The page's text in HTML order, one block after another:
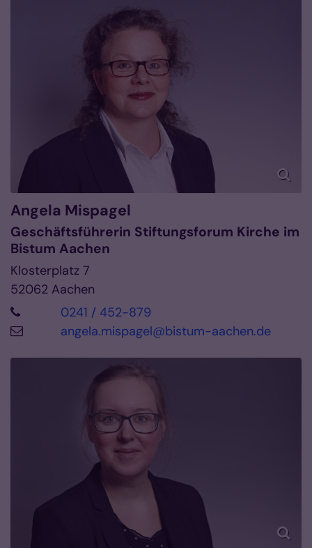
Angela Mispagel
Geschäftsführerin Stiftungsforum Kirche im
Bistum Aachen
Klosterplatz 7
52062 Aachen
0241 / 452-879
angela.mispagel@bistum-aachen.de